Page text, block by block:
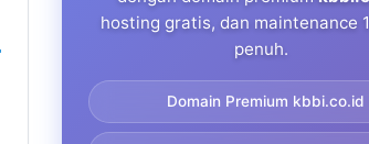
hosting gratis, dan maintenance
penuh.
Domain Premium kbbi.co.id